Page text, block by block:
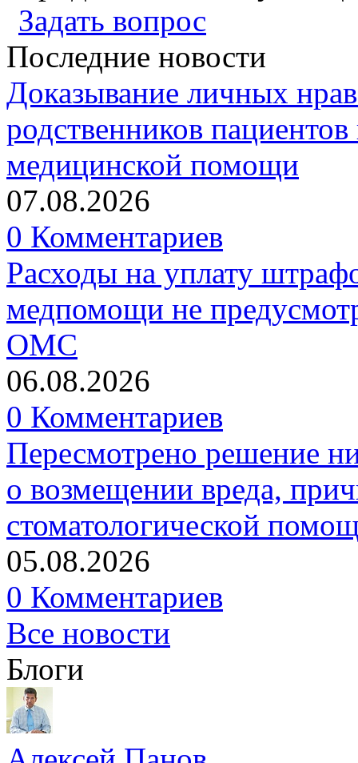
Задать вопрос
Последние новости
Доказывание личных
родственников
медицинской помощи
07.08.2026
0 Комментариев
Расходы на уплату
медпомощи не
ОМС
06.08.2026
0 Комментариев
Пересмотрено решение
о возмещении вреда,
стоматологической
05.08.2026
0 Комментариев
Все новости
Блоги